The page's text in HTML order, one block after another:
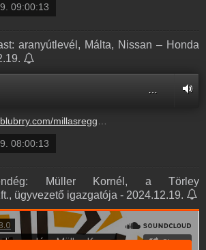
09:00:13
aranyútlevél, Málta, Nissan – Honda
wp-content/uploads/2024/12/cafe_radiocafe98_20241219-0800_OK.mp3
08:00:13
Müller Kornél, a Törley
ügyvezető igazgatója - 2024.12.19.